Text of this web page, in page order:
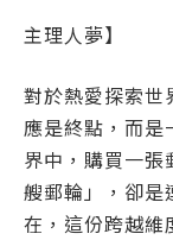
主理人夢】
對於熱愛探索世
應是終點，而是
界中，購買一
艘郵輪」，卻是
在，這份跨越維